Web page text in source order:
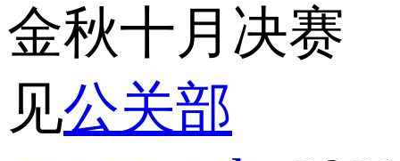
金秋十月决赛
见公关部